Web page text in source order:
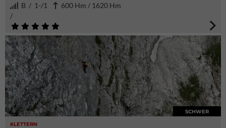
B / 1-/1
600 Hm / 1620 Hm
/
KLETTERN
SCHWER